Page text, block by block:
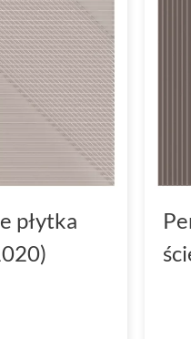
płytka